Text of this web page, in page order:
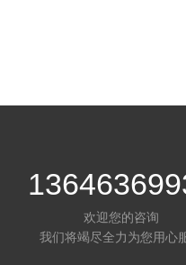
欢迎您的咨询
我们将竭尽全力为您用心